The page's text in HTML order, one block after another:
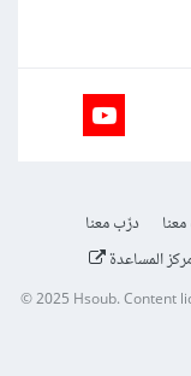
درّب معنا
المساعدة
© 2025Hsoub.Content